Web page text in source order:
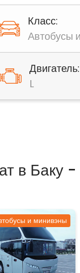
Класс:
Автобусы
Двигатель:
L
в Баку
и минивэны